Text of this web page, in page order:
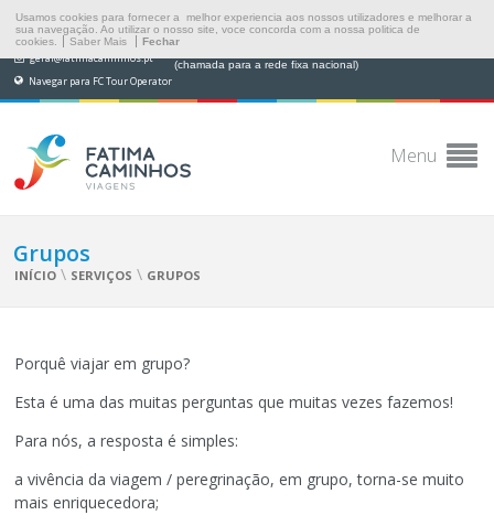
Usamos cookies para fornecer a melhor experiencia aos nossos utilizadores e melhorar a
sua navegação. Ao utilizar o nosso site, voce concorda com a nossa politica de
cookies.
Saber Mais Fechar
geral@fatimacaminhos.pt (chamada para a rede fixa nacional)
Navegar para FC Tour Operator
Menu
Grupos
INÍCIO \ SERVIÇOS \ GRUPOS
Porquê viajar em grupo?
Esta é uma das muitas perguntas que muitas vezes fazemos!
Para nós, a resposta é simples:
a vivência da viagem / peregrinação, em grupo, torna-se muito
mais enriquecedora;